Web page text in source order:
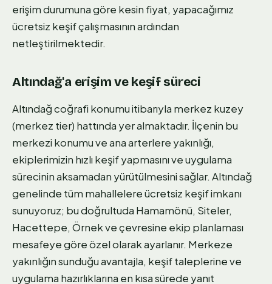
erişim durumuna göre kesin fiyat, yapacağımız
ücretsiz keşif çalışmasının ardından
netleştirilmektedir.
Altındağ'a erişim ve keşif süreci
Altındağ coğrafi konumu itibarıyla merkez kuzey
(merkez tier) hattında yer almaktadır. İlçenin bu
merkezi konumu ve ana arterlere yakınlığı,
ekiplerimizin hızlı keşif yapmasını ve uygulama
sürecinin aksamadan yürütülmesini sağlar. Altındağ
genelinde tüm mahallelere ücretsiz keşif imkanı
sunuyoruz; bu doğrultuda Hamamönü, Siteler,
Hacettepe, Örnek ve çevresine ekip planlaması
mesafeye göre özel olarak ayarlanır. Merkeze
yakınlığın sunduğu avantajla, keşif taleplerine ve
uygulama hazırlıklarına en kısa sürede yanıt